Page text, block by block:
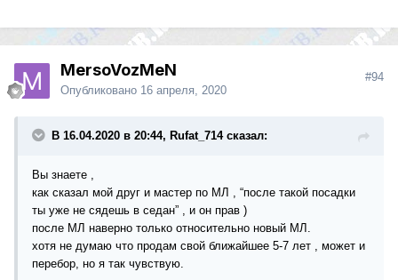
MersoVozMeN
Опубликовано 16 апреля, 2020
#94
В 16.04.2020 в 20:44, Rufat_714 сказал:
Вы знаете ,
как сказал мой друг и мастер по МЛ , “после такой посадки
ты уже не сядешь в седан” , и он прав )
после МЛ наверно только относительно новый МЛ.
хотя не думаю что продам свой ближайшее 5-7 лет , может и
перебор, но я так чувствую.